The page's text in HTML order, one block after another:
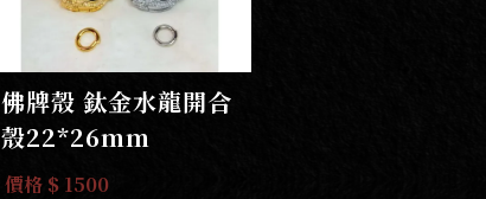
佛牌殼 鈦金水龍開合
殼22*26mm
價格 $ 1500